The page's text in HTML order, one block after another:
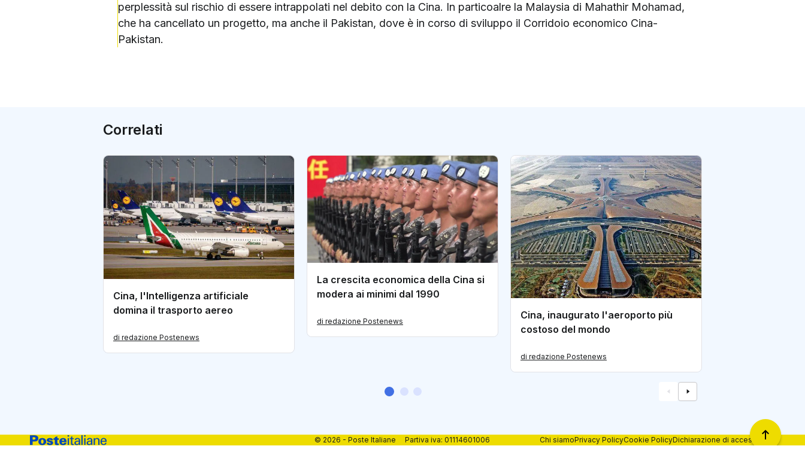
perplessità sul rischio di essere intrappolati nel debito con la Cina. In particoalre la Malaysia di Mahathir Mohamad,
che ha cancellato un progetto, ma anche il Pakistan, dove è in corso di sviluppo il Corridoio economico Cina-
Pakistan.
Correlati
Cina, l'Intelligenza artificiale
domina il trasporto aereo
di redazione Postenews
La crescita economica della Cina si
modera ai minimi dal 1990
di redazione Postenews
Cina, inaugurato l'aeroporto più
costoso del mondo
di redazione Postenews
© 2026 - Poste Italiane Partiva iva: 01114601006 Chi siamoPrivacy PolicyCookie PolicyDichiarazione di accessibilità